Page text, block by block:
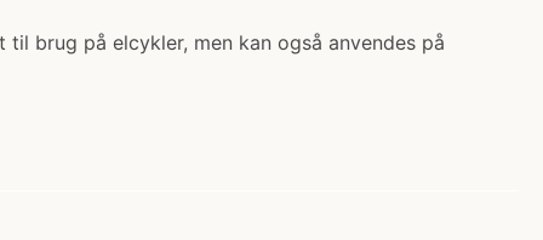
til brug på elcykler, men kan også anvendes på